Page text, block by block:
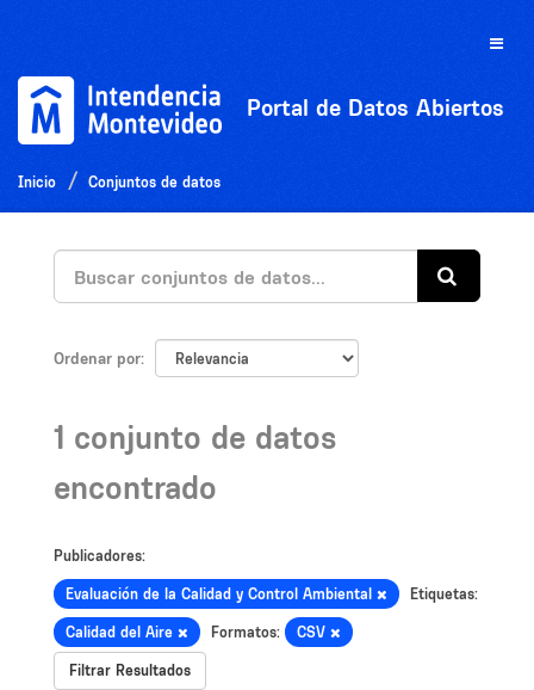
Toggle
Portal de Datos Abiertos
Inicio Conjuntos de datos
Ordenar por
1 conjunto de datos
encontrado
Publicadores:
Evaluación de la Calidad y Control Ambiental Etiquetas:
Calidad del Aire Formatos: CSV
Filtrar Resultados